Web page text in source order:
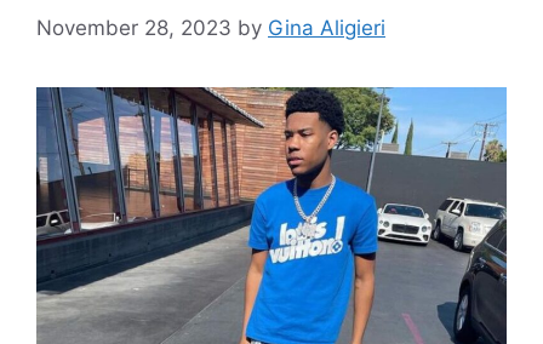
November 28, 2023 by Gina Aligieri